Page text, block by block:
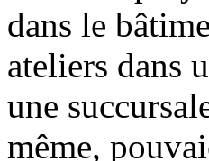
dans le
ateliers dans
une
même,